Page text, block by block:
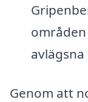
avlägsna
Genom att